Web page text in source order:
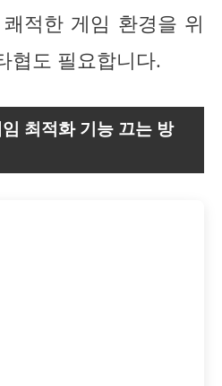
적한 게임 환경을 위
협도 필요합니다.
최적화 기능 끄는 방